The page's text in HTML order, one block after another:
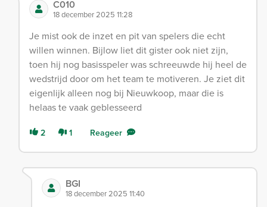
C010
18 december 2025 11:28
Je mist ook de inzet en pit van spelers die echt
willen winnen. Bijlow liet dit gister ook niet zijn,
toen hij nog basisspeler was schreeuwde hij heel de
wedstrijd door om het team te motiveren. Je ziet dit
eigenlijk alleen nog bij Nieuwkoop, maar die is
helaas te vaak geblesseerd
2 1 Reageer
BGI
18 december 2025 11:40